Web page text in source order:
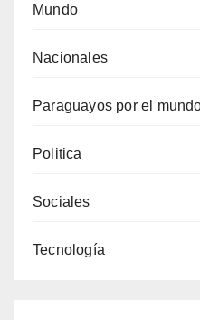
Mundo
Nacionales
Paraguayos por el
Politica
Sociales
Tecnología